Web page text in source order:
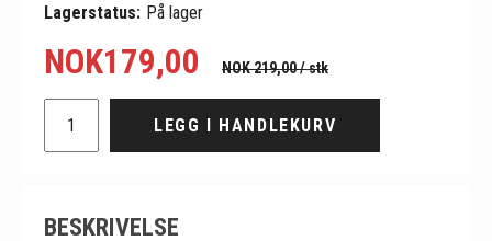
Lagerstatus: På lager
NOK179,00 NOK 219,00/ stk
LEGG I HANDLEKURV
BESKRIVELSE